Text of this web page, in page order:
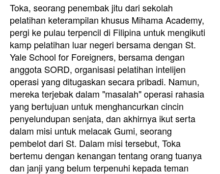
Toka, seorang penembak jitu dari sekolah
pelatihan keterampilan khusus Mihama Academy,
pergi ke pulau terpencil di Filipina untuk mengikuti
kamp pelatihan luar negeri bersama dengan St.
Yale School for Foreigners, bersama dengan
anggota SORD, organisasi pelatihan intelijen
operasi yang ditugaskan secara pribadi. Namun,
mereka terjebak dalam "masalah" operasi rahasia
yang bertujuan untuk menghancurkan cincin
penyelundupan senjata, dan akhirnya ikut serta
dalam misi untuk melacak Gumi, seorang
pembelot dari St. Dalam misi tersebut, Toka
bertemu dengan kenangan tentang orang tuanya
dan janji yang belum terpenuhi kepada teman